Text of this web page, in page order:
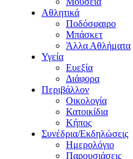
Αθλητικά
Ποδόσφαιρο
Μπάσκετ
Άλλα Αθλήματα
Υγεία
Ευεξία
Διάφορα
Περιβάλλον
Οικολογία
Κατοικίδια
Κήπος
Συνέδρια/Εκδηλώσεις
Ημερολόγιο
Παρουσιάσεις